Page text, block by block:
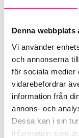
Denna webbplats
Vi använder
och annonserna
för sociala medier
vidarebefordrar
information från
annons- och
Dessa kan i sin
information som
Auktoriserad
Företagarnas
Tierp
Telefon
0293-714 05
Mobiltelefon